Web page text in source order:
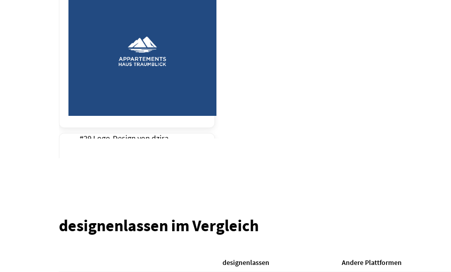
#29 Logo-Design von dzira
designenlassen im Vergleich
designenlassen Andere Plattformen